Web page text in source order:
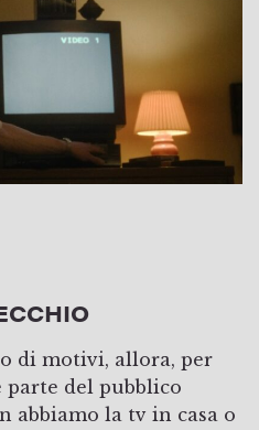
di motivi, allora, per
del pubblico
abbiamo la tv in casa o